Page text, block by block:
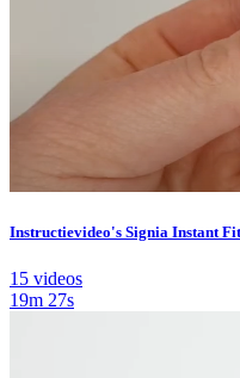
Instructievideo's Signia Instant
15 videos
19m 27s